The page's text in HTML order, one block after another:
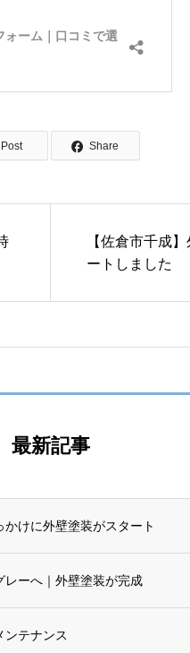
Post Share
【佐倉市千成
ートしました
最新記事
かけに外壁塗装がスタート
レーへ｜外壁塗装が完成
ンテナンス